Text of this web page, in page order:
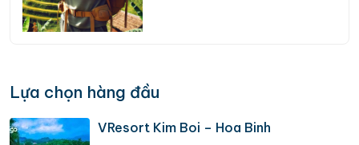
Lựa chọn hàng đầu
VResort Kim Boi – Hoa Binh